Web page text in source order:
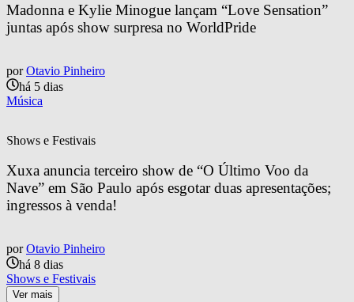
Madonna e Kylie Minogue lançam “Love Sensation”
juntas após show surpresa no WorldPride
por Otavio Pinheiro
há 5 dias
Música
Shows e Festivais
Xuxa anuncia terceiro show de “O Último Voo da
Nave” em São Paulo após esgotar duas apresentações;
ingressos à venda!
por Otavio Pinheiro
há 8 dias
Shows e Festivais
Ver mais